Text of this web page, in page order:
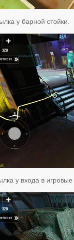
у барной стойки.
у входа в